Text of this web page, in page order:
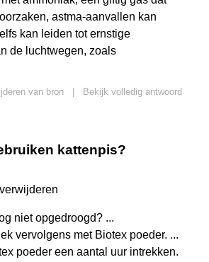
astma-aanvallen kan
kan leiden tot ernstige
de luchtwegen, zoals
van bron
Bekijk volledig antwoord
kattenpis?
niet opgedroogd? ...
vervolgens met Biotex poeder. ...
poeder een aantal uur intrekken.